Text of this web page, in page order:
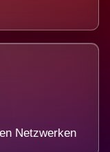
Netzwerken